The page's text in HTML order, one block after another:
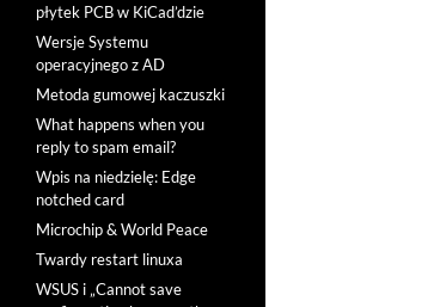
płytek PCB w KiCad’dzie
Wersje Systemu
operacyjnego z AD
Metoda gumowej kaczuszki
What happens when you
reply to spam email?
Wpis na niedzielę: Edge
notched card
Microchip & World Peace
Twardy restart linuxa
WSUS i „Cannot save